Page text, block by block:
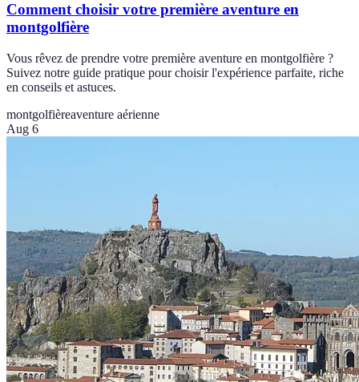
Comment choisir votre première aventure en
montgolfière
Vous rêvez de prendre votre première aventure en montgolfière ?
Suivez notre guide pratique pour choisir l'expérience parfaite, riche
en conseils et astuces.
montgolfièreaventure aérienne
Aug 6